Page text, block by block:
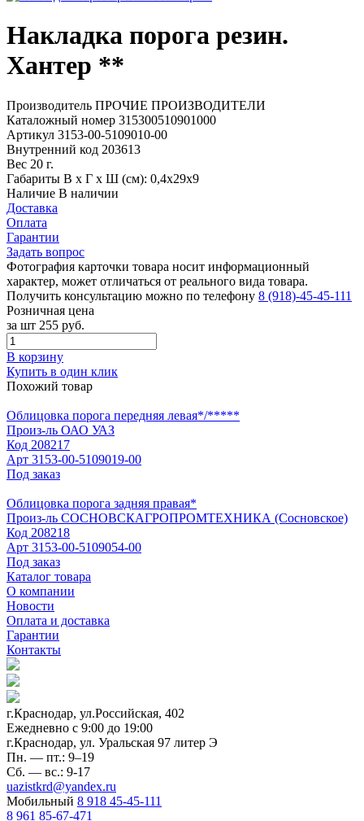
Накладка порога резин.
Хантер **
Производитель ПРОЧИЕ ПРОИЗВОДИТЕЛИ
Каталожный номер 315300510901000
Артикул 3153-00-5109010-00
Внутренний код 203613
Вес 20 г.
Габариты В х Г х Ш (см): 0,4х29х9
Наличие В наличии
Доставка
Оплата
Гарантии
Задать вопрос
Фотография карточки товара носит информационный
характер, может отличаться от реального вида товара.
Получить консультацию можно по телефону 8 (918)-45-45-111
Розничная цена
за шт 255 руб.
В корзину
Купить в один клик
Похожий товар
Облицовка порога передняя левая*/*****
Произ-ль ОАО УАЗ
Код 208217
Арт 3153-00-5109019-00
Под заказ
Облицовка порога задняя правая*
Произ-ль СОСНОВСКАГРОПРОМТЕХНИКА (Сосновское)
Код 208218
Арт 3153-00-5109054-00
Под заказ
Каталог товара
О компании
Новости
Оплата и доставка
Гарантии
Контакты
г.Краснодар, ул.Российская, 402
Ежедневно c 9:00 до 19:00
г.Краснодар, ул. Уральская 97 литер Э
Пн. — пт.: 9–19
Сб. — вс.: 9-17
uazistkrd@yandex.ru
Мобильный 8 918 45-45-111
8 961 85-67-471